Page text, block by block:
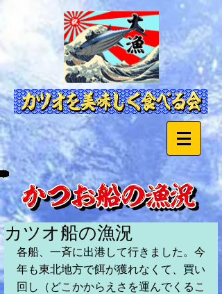
カツオ船の漁況
各船、一斉に出港して行きました。今
年も東北地方で餌が獲れなくて、買い
回し（どこかからえさを運んでくるこ